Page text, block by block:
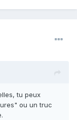
tu peux
ou un truc